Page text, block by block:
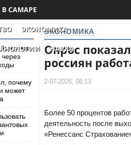
В САМАРЕ
ЭКОНОМИКА
НАУКА
почему
может
ЭКОНОМИКА
Опрос
россиян
2-07-2026, 06:13
Более 50 процентов
деятельность после
«Ренессанс